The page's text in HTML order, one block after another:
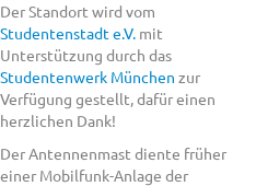
Der Standort wird vom
Studentenstadt e.V. mit
Unterstützung durch das
Studentenwerk München zur
Verfügung gestellt, dafür einen
herzlichen Dank!
Der Antennenmast diente früher
einer Mobilfunk-Anlage der